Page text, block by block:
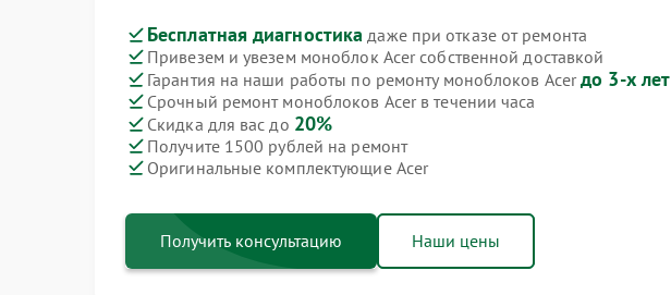
Бесплатная диагностика даже при отказе от ремонта
Привезем и увезем моноблок Acer собственной доставкой
Гарантия на наши работы по ремонту моноблоков Acerдо 3-х лет
Срочный ремонт моноблоков Acer в течении часа
Скидка для вас до 20%
Получите 1500 рублей на ремонт
Оригинальные комплектующие Acer
Получить консультацию Наши цены